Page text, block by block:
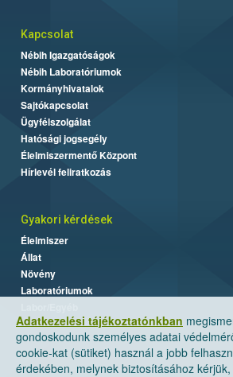
Adatkezelési tájékoztatónkban
gondoskodunk személyes adatai
cookie-kat (sütiket) használ a jobb
érdekében, melynek biztosításához
Kapcsolat
Nébih Igazgatóságok
Nébih Laboratóriumok
Kormányhivatalok
Sajtókapcsolat
Ügyfélszolgálat
Hatósági jogsegély
Élelmiszermentő Központ
Hírlevél feliratkozás
Gyakori kérdések
Élelmiszer
Állat
Növény
Laboratóriumok